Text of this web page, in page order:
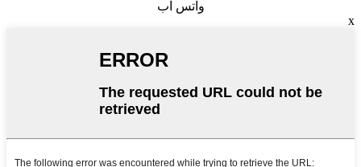
واتس اب
x